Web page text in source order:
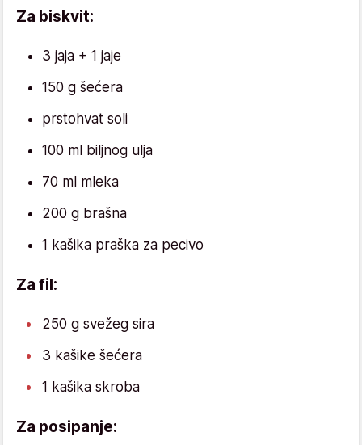
Za biskvit:
3 jaja + 1 jaje
150 g šećera
prstohvat soli
100 ml biljnog ulja
70 ml mleka
200 g brašna
1 kašika praška za pecivo
Za fil:
250 g svežeg sira
3 kašike šećera
1 kašika skroba
Za posipanje: